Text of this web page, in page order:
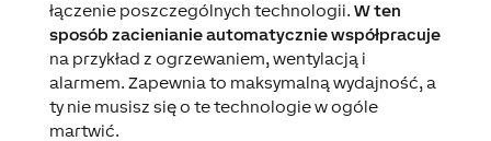
łączenie poszczególnych technologii. W ten
sposób zacienianie automatycznie współpracuje
na przykład z ogrzewaniem, wentylacją i
alarmem. Zapewnia to maksymalną wydajność, a
ty nie musisz się o te technologie w ogóle
martwić.